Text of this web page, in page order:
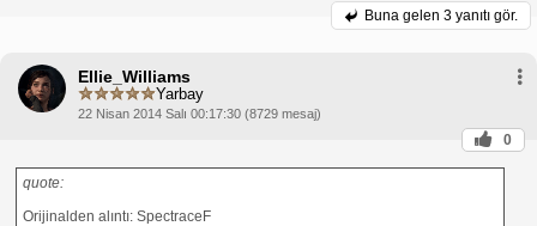
Buna gelen 3 yanıtı gör.
Ellie_Williams
Yarbay
22 Nisan 2014 Salı 00:17:30 (8729 mesaj)
0
quote:
Orijinalden alıntı: SpectraceF